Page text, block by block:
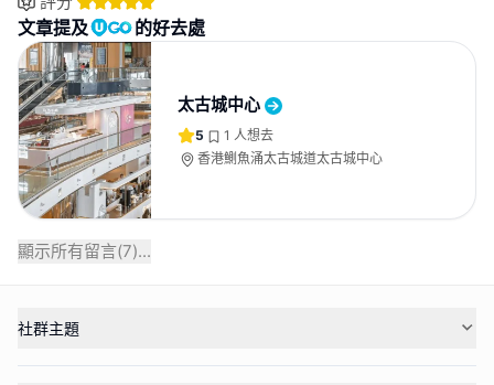
文章提及 的好去處
太古城中心
5 1 人想去
香港鰂魚涌太古城道太古城中心
顯示所有留言(7)...
社群主題